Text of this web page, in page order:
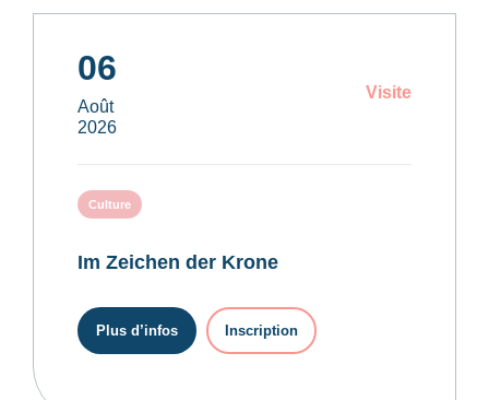
06
Août
2026
Visite
Culture
Im Zeichen der Krone
Plus d’infos Inscription